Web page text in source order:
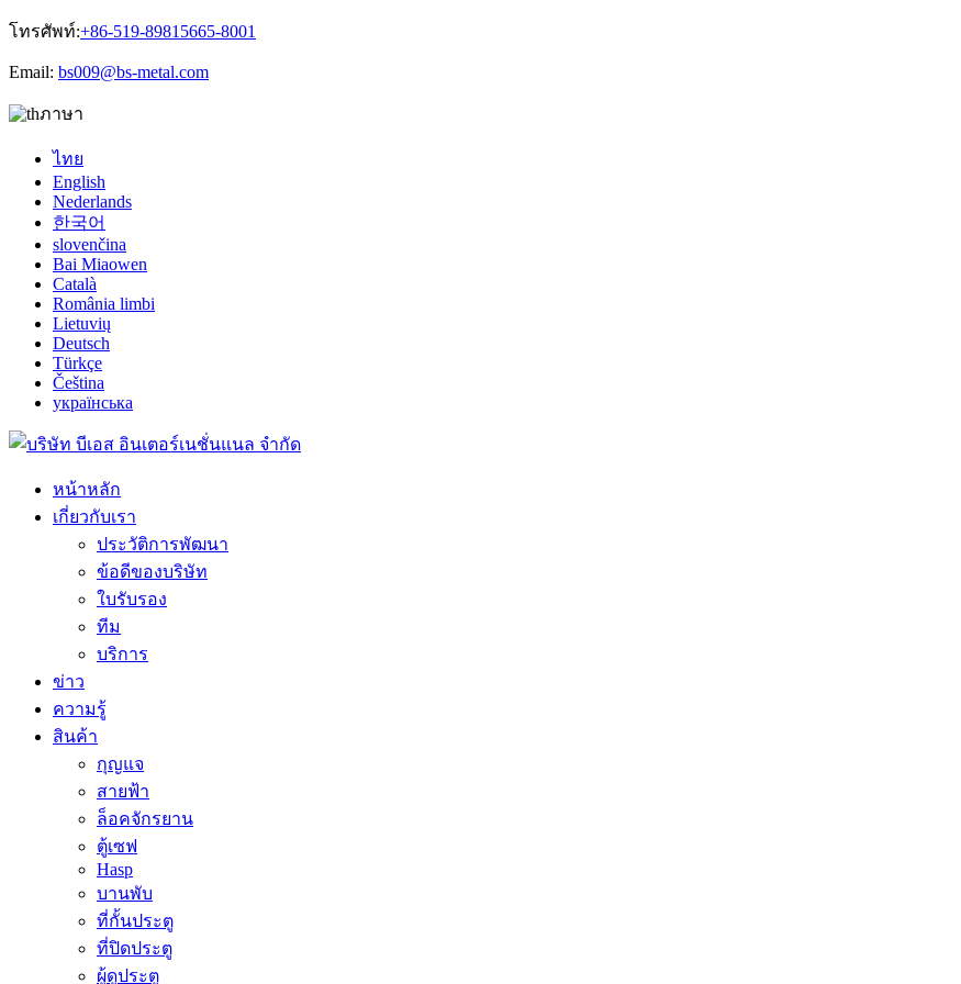
โทรศัพท์:+86-519-89815665-8001
Email: bs009@bs-metal.com
ภาษา
ไทย
English
Nederlands
한국어
slovenčina
Bai Miaowen
Català
România limbi
Lietuvių
Deutsch
Türkçe
Čeština
українська
หน้าหลัก
เกี่ยวกับเรา
ประวัติการพัฒนา
ข้อดีของบริษัท
ใบรับรอง
ทีม
บริการ
ข่าว
ความรู้
สินค้า
กุญแจ
สายฟ้า
ล็อคจักรยาน
ตู้เซฟ
Hasp
บานพับ
ที่กั้นประตู
ที่ปิดประตู
ผู้ดูประตู